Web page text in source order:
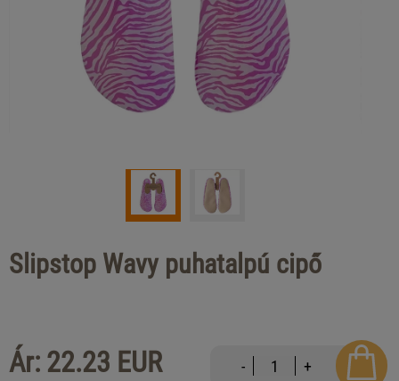
Slipstop Wavy puhatalpú cipő
Ár: 22.23 EUR - +